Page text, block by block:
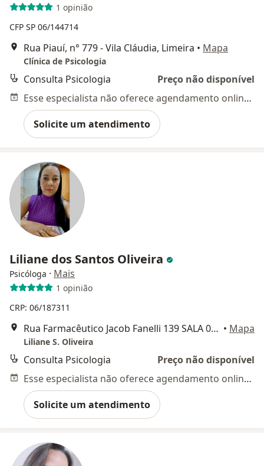
1 opinião
CFP SP 06/144714
Rua Piauí, n° 779 - Vila Cláudia, Limeira • Mapa
Clínica de Psicologia
Consulta Psicologia
Preço não disponível
Esse especialista não oferece agendamento online para esse endereço.
Solicite um atendimento
Liliane dos Santos Oliveira
Psicóloga · Mais
1 opinião
CRP: 06/187311
Rua Farmacêutico Jacob Fanelli 139 SALA 03, Limeira • Mapa
Liliane S. Oliveira
Consulta Psicologia
Preço não disponível
Esse especialista não oferece agendamento online para esse endereço.
Solicite um atendimento